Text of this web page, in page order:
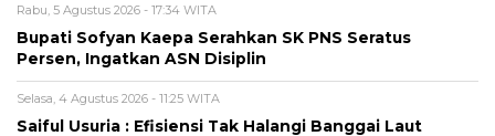
Rabu, 5 Agustus 2026 - 17:34 WITA
Bupati Sofyan Kaepa Serahkan SK PNS Seratus
Persen, Ingatkan ASN Disiplin
Selasa, 4 Agustus 2026 - 11:25 WITA
Saiful Usuria : Efisiensi Tak Halangi Banggai Laut